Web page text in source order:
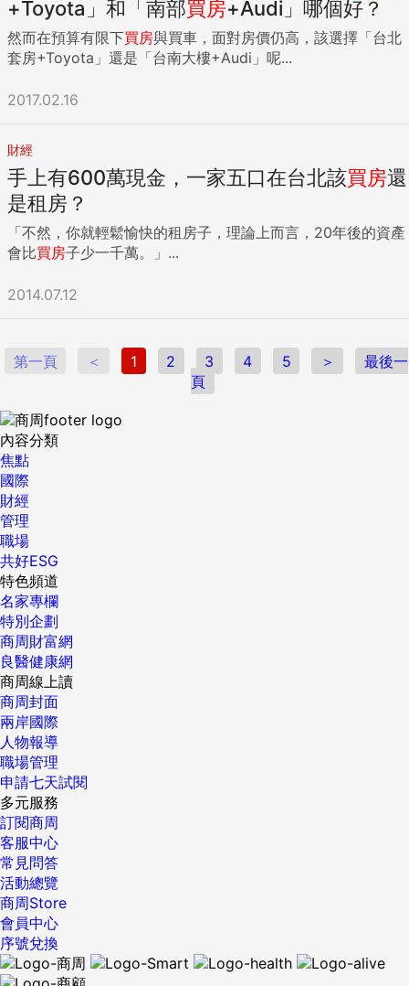
+Toyota」和「南部買房+Audi」哪個好？
然而在預算有限下買房與買車，面對房價仍高，該選擇「台北
套房+Toyota」還是「台南大樓+Audi」呢...
2017.02.16
財經
手上有600萬現金，一家五口在台北該買房還
是租房？
「不然，你就輕鬆愉快的租房子，理論上而言，20年後的資產
會比買房子少一千萬。」...
2014.07.12
第一頁 ＜ 1 2 3 4 5 ＞
最後一
頁
內容分類
焦點
國際
財經
管理
職場
共好ESG
特色頻道
名家專欄
特別企劃
商周財富網
良醫健康網
商周線上讀
商周封面
兩岸國際
人物報導
職場管理
申請七天試閱
多元服務
訂閱商周
客服中心
常見問答
活動總覽
商周Store
會員中心
序號兌換